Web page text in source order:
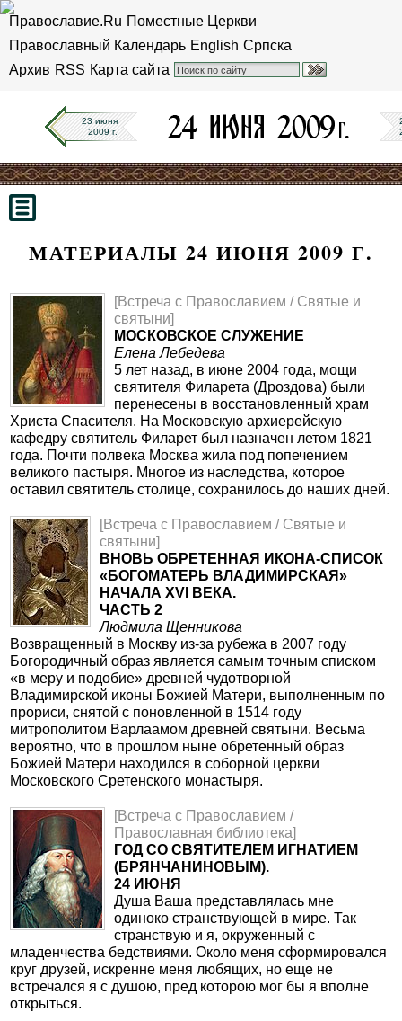
Православие.Ru Поместные Церкви
Православный Календарь English Српска
Архив RSS Карта сайта
23 июня
2009 г.
МАТЕРИАЛЫ 24 ИЮНЯ 2009 Г.
[Встреча с Православием / Святые и
святыни]
МОСКОВСКОЕ СЛУЖЕНИЕ
Елена Лебедева
5 лет назад, в июне 2004 года, мощи
святителя Филарета (Дроздова) были
перенесены в восстановленный храм
Христа Спасителя. На Московскую архиерейскую
кафедру святитель Филарет был назначен летом 1821
года. Почти полвека Москва жила под попечением
великого пастыря. Многое из наследства, которое
оставил святитель столице, сохранилось до наших дней.
[Встреча с Православием / Святые и
святыни]
ВНОВЬ ОБРЕТЕННАЯ ИКОНА-СПИСОК
«БОГОМАТЕРЬ ВЛАДИМИРСКАЯ»
НАЧАЛА XVI ВЕКА.
ЧАСТЬ 2
Людмила Щенникова
Возвращенный в Москву из-за рубежа в 2007 году
Богородичный образ является самым точным списком
«в меру и подобие» древней чудотворной
Владимирской иконы Божией Матери, выполненным по
прориси, снятой с поновленной в 1514 году
митрополитом Варлаамом древней святыни. Весьма
вероятно, что в прошлом ныне обретенный образ
Божией Матери находился в соборной церкви
Московского Сретенского монастыря.
[Встреча с Православием /
Православная библиотека]
ГОД СО СВЯТИТЕЛЕМ ИГНАТИЕМ
(БРЯНЧАНИНОВЫМ).
24 ИЮНЯ
Душа Ваша представлялась мне
одиноко странствующей в мире. Так
странствую и я, окруженный с
младенчества бедствиями. Около меня сформировался
круг друзей, искренне меня любящих, но еще не
встречался я с душою, пред которою мог бы я вполне
открыться.